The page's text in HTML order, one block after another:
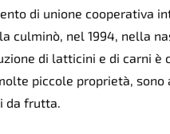
di unione cooperativa
culminò, nel 1994, nella
di latticini e di carni
piccole proprietà,
da frutta.